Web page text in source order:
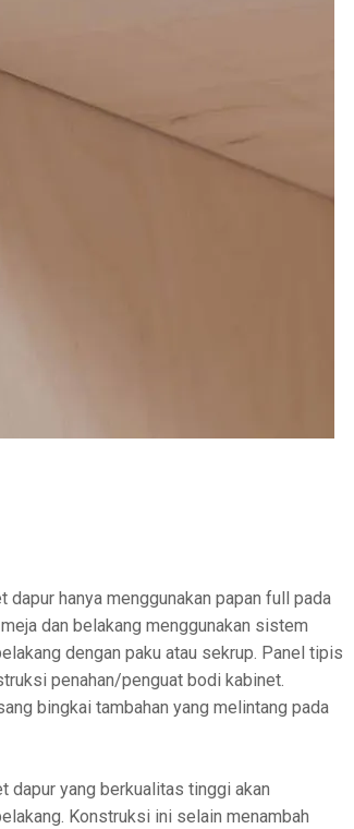
dapur hanya menggunakan papan full pada
dan belakang menggunakan sistem
dengan paku atau sekrup. Panel tipis
penahan/penguat bodi kabinet.
bingkai tambahan yang melintang pada
dapur yang berkualitas tinggi akan
Konstruksi ini selain menambah